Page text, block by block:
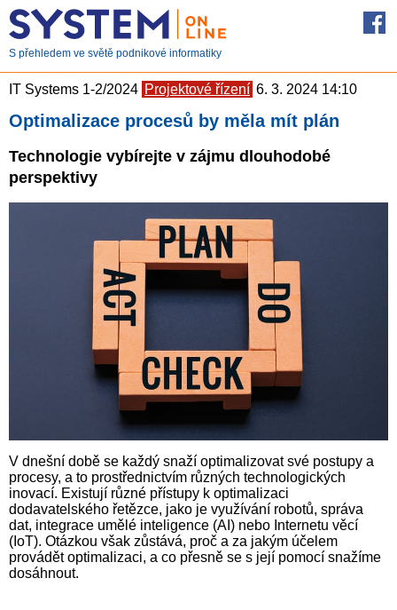
S přehledem ve světě podnikové informatiky
IT Systems 1-2/2024 Projektové řízení 6. 3. 2024 14:10
Optimalizace procesů by měla mít plán
Technologie vybírejte v zájmu dlouhodobé
perspektivy
V dnešní době se každý snaží opti­malizovat své postupy a
procesy, a to prostřednictvím různých techno­lo­gic­kých
inovací. Existují různé pří­stupy k optimali­za­ci
dodavatelského řetězce, jako je využívání robotů, správa
dat, integrace umělé inteligence (AI) nebo Internetu věcí
(IoT). Otázkou však zůstává, proč a za jakým účelem
provádět optimalizaci, a co přesně se s její pomocí snažíme
dosáhnout.